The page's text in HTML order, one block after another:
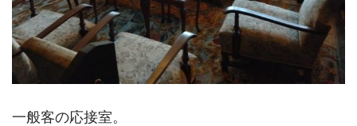
一般客の応接室。